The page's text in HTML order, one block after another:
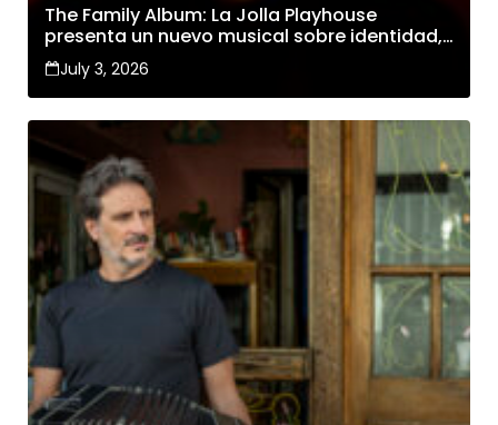
The Family Album: La Jolla Playhouse
presenta un nuevo musical sobre identidad,
familia y cambio
July 3, 2026